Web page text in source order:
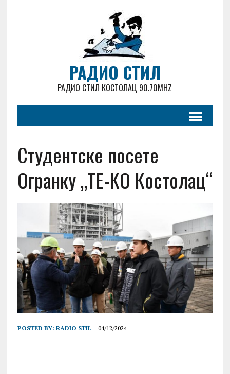
РАДИО СТИЛ
РАДИО СТИЛ КОСТОЛАЦ 90.70MHZ
Студентске посете
Огранку „ТЕ-КО Костолац“
POSTED BY: RADIO STIL 04/12/2024